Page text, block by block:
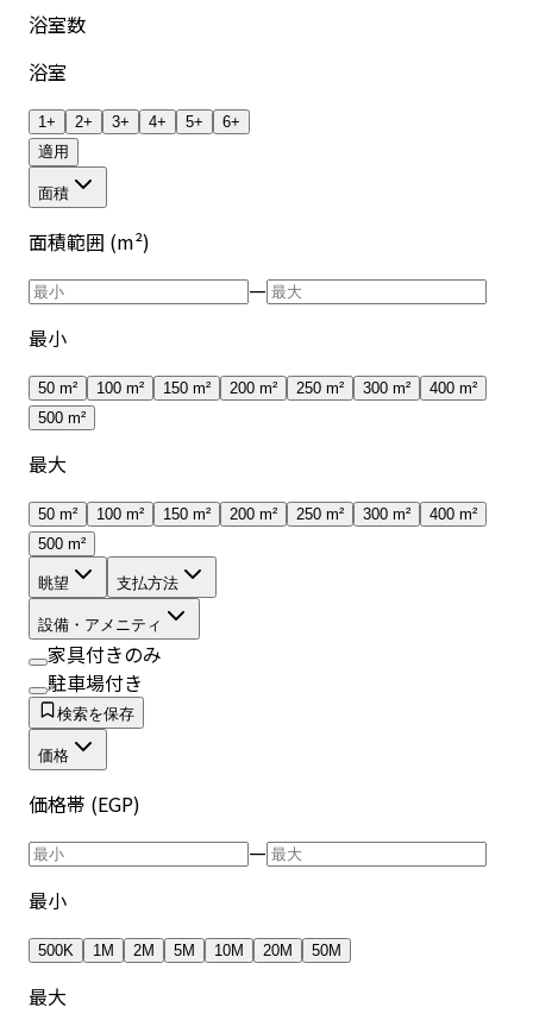
浴室数
浴室
1+ 2+ 3+ 4+ 5+
6+
適用
面積
面積範囲 (m²)
—
最小
50 m² 100 m² 150 m² 200 m² 250 m² 300 m²
400 m²
500 m²
最大
50 m² 100 m² 150 m² 200 m² 250 m² 300 m²
400 m²
500 m²
眺望 支払方法
設備・アメニティ
家具付きのみ
駐車場付き
検索を保存
価格
価格帯 (EGP)
—
最小
500K 1M 2M 5M 10M 20M 50M
最大